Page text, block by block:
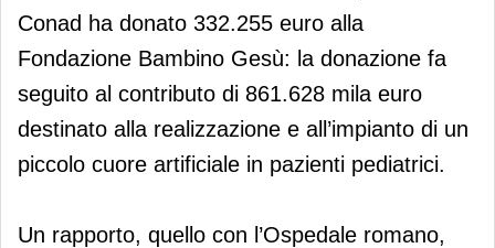
Conad ha donato 332.255 euro alla
Fondazione Bambino Gesù: la donazione fa
seguito al contributo di 861.628 mila euro
destinato alla realizzazione e all’impianto di un
piccolo cuore artificiale in pazienti pediatrici.
Un rapporto, quello con l’Ospedale romano,